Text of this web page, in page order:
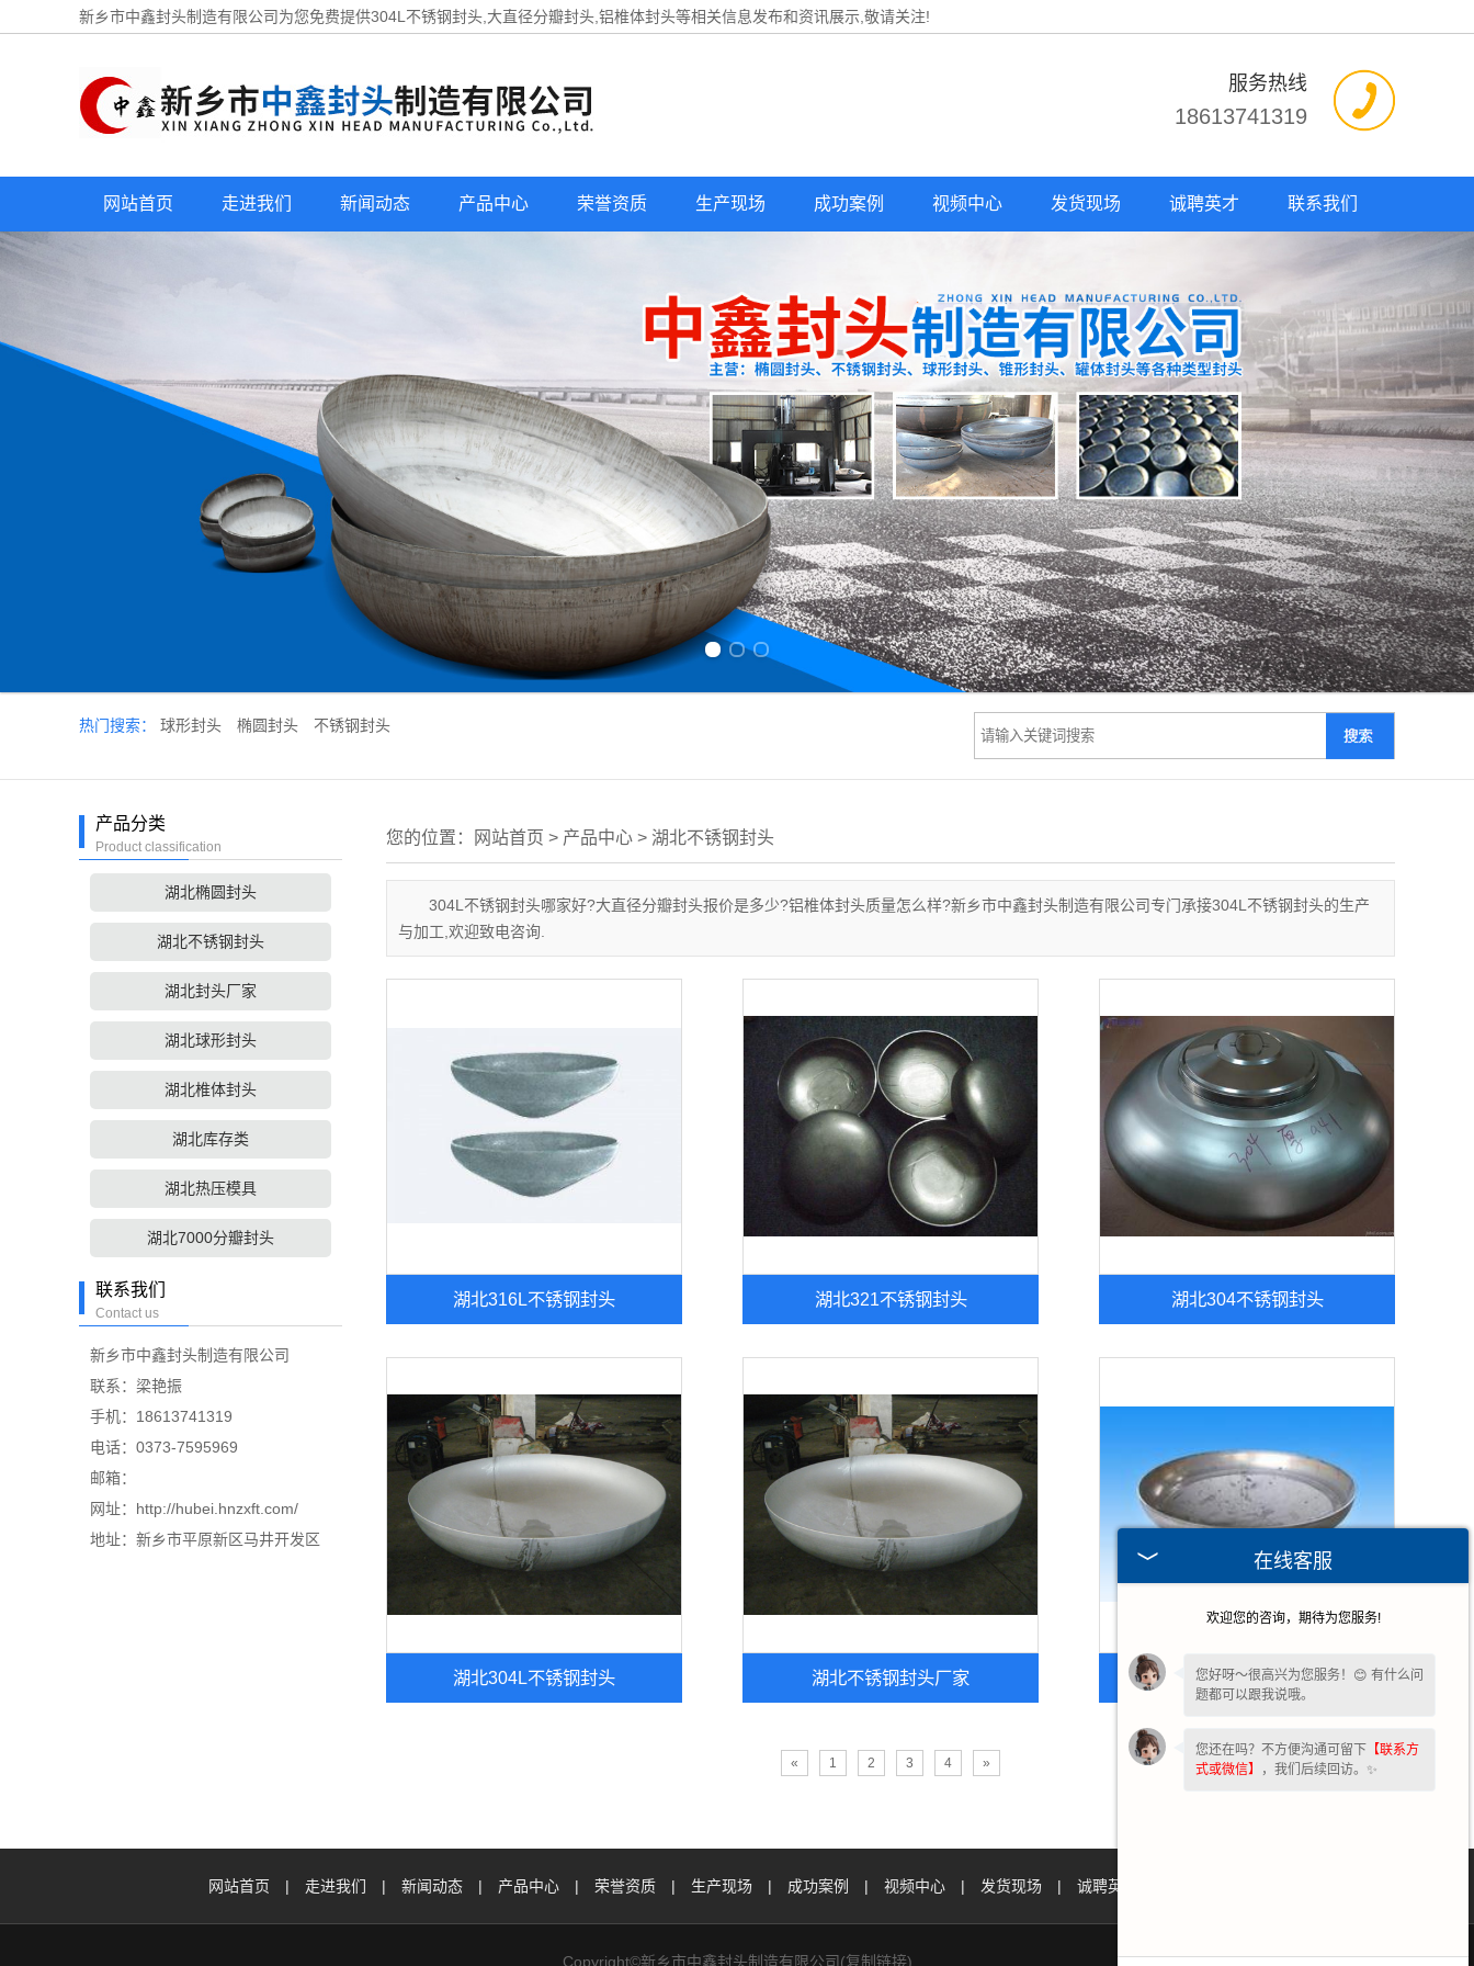
新乡市中鑫封头制造有限公司为您免费提供304L不锈钢封头 ,大直径分瓣封头,铝椎体封头等相关信息发布和资讯展示,敬请关注!
服务热线
18613741319
网站首页 走进我们 新闻动态 产品中心 荣誉资质 生产现场 成功案例 视频中心 发货现场 诚聘英才 联系我们
热门搜索： 球形封头 椭圆封头 不锈钢封头
产品分类
Product classification
湖北椭圆封头
湖北不锈钢封头
湖北封头厂家
湖北球形封头
湖北椎体封头
湖北库存类
湖北热压模具
湖北7000分瓣封头
联系我们
Contact us
新乡市中鑫封头制造有限公司
联系：梁艳振
手机：18613741319
电话：0373-7595969
邮箱：
网址：http://hubei.hnzxft.com/
地址：新乡市平原新区马井开发区
您的位置： 网站首页 > 产品中心 > 湖北不锈钢封头
304L不锈钢封头哪家好?大直径分瓣封头报价是多少?铝椎体封头质量怎么样?新乡市中鑫封头制造有限公司专门承接304L不锈钢封头的生产
与加工,欢迎致电咨询.
湖北316L不锈钢封头 湖北321不锈钢封头 湖北304不锈钢封头
湖北304L不锈钢封头 湖北不锈钢封头厂家 湖北不锈钢封头加工
« 1 2 3 4 »
网站首页 | 走进我们 | 新闻动态 | 产品中心 | 荣誉资质 | 生产现场 | 成功案例 | 视频中心 | 发货现场 | 诚聘英才
Copyright©新乡市中鑫封头制造有限公司(复制链接)
在线客服
欢迎您的咨询，期待为您服务!
您好呀～很高兴为您服务！😊 有什么问
题都可以跟我说哦。
您还在吗？不方便沟通可留下 【联系方
式或微信】
，我们后续回访。✨